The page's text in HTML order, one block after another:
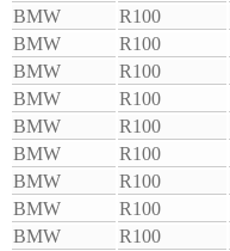
BMW
R100
BMW
R100
BMW
R100
BMW
R100
BMW
R100
BMW
R100
BMW
R100
BMW
R100
BMW
R100